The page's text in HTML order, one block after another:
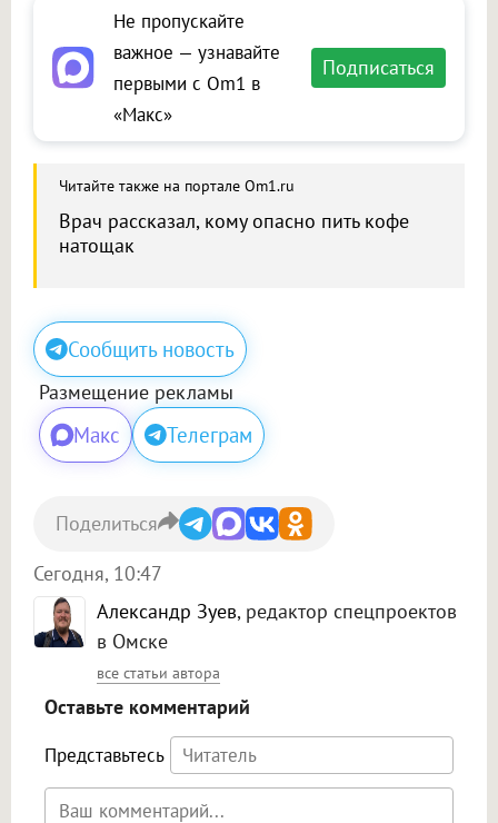
Не пропускайте
важное — узнавайте
первыми с Om1 в
«Макс»
Подписаться
Читайте также на портале Om1.ru
Врач рассказал, кому опасно пить кофе
натощак
Сообщить новость
Размещение рекламы
Макс Телеграм
Александр Зуев, редактор спецпроектов
в Омске
все статьи автора
Сегодня, 10:47
Поделиться
Оставьте комментарий
Представьтесь